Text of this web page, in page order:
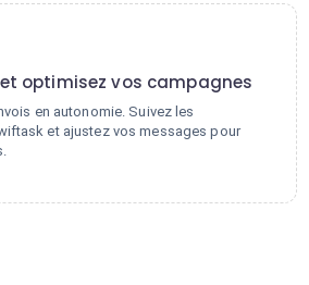
et optimisez vos campagnes
en autonomie. Suivez les
et ajustez vos messages pour